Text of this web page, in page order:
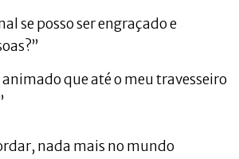
se posso ser engraçado e
que até o meu travesseiro
nada mais no mundo